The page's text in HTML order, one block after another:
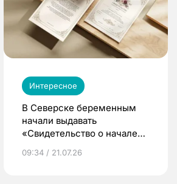
Интересное
В Северске беременным
начали выдавать
«Свидетельство о начале
09:34 / 21.07.26